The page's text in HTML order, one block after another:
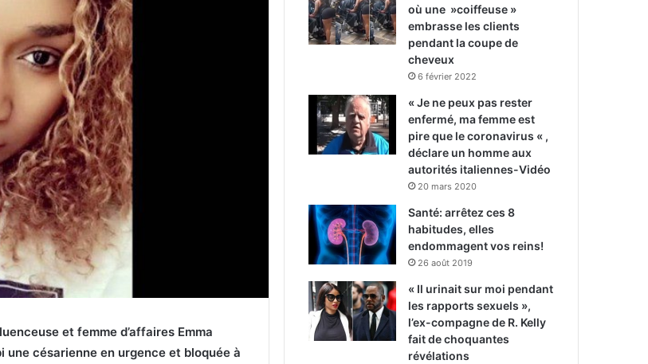
et femme d’affaires Emma
une césarienne en urgence et bloquée à
où une »coiffeuse »
embrasse les clients
pendant la coupe de
cheveux
6 février 2022
« Je ne peux pas rester
enfermé, ma femme est
pire que le coronavirus « ,
déclare un homme aux
autorités italiennes-Vidéo
20 mars 2020
Santé: arrêtez ces 8
habitudes, elles
endommagent vos reins!
26 août 2019
« Il urinait sur moi pendant
les rapports sexuels »,
l’ex-compagne de R. Kelly
fait de choquantes
révélations